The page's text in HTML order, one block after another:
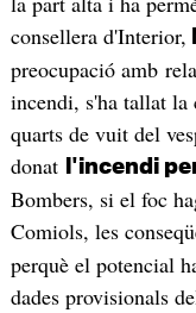
consellera d'Interior,
preocupació amb
incendi, s'ha tallat la
quarts de vuit del
donat
l'incendi
Bombers, si el foc
Comiols, les
perquè el potencial
dades provisionals